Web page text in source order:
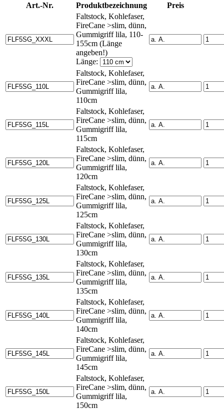
Art.-Nr.
Produktbezeichnung
Preis
Faltstock, Kohlefaser,
FireCane >slim, dünn,
Gummigriff lila, 110-
155cm (Länge
angeben!)
Länge:
Faltstock, Kohlefaser,
FireCane >slim, dünn,
Gummigriff lila,
110cm
Faltstock, Kohlefaser,
FireCane >slim, dünn,
Gummigriff lila,
115cm
Faltstock, Kohlefaser,
FireCane >slim, dünn,
Gummigriff lila,
120cm
Faltstock, Kohlefaser,
FireCane >slim, dünn,
Gummigriff lila,
125cm
Faltstock, Kohlefaser,
FireCane >slim, dünn,
Gummigriff lila,
130cm
Faltstock, Kohlefaser,
FireCane >slim, dünn,
Gummigriff lila,
135cm
Faltstock, Kohlefaser,
FireCane >slim, dünn,
Gummigriff lila,
140cm
Faltstock, Kohlefaser,
FireCane >slim, dünn,
Gummigriff lila,
145cm
Faltstock, Kohlefaser,
FireCane >slim, dünn,
Gummigriff lila,
150cm